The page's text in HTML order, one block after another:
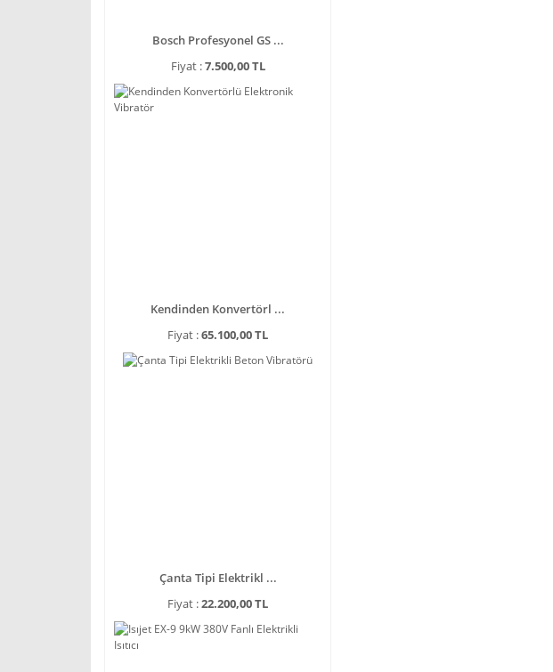
Bosch Profesyonel GS ...
Fiyat :7.500,00 TL
Kendinden Konvertörl ...
Fiyat :65.100,00 TL
Çanta Tipi Elektrikl ...
Fiyat :22.200,00 TL